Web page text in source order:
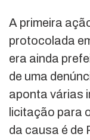
A primeira
protocolada
era ainda
de uma
aponta várias
licitação para
da causa é de